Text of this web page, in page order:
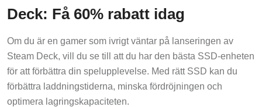
Deck: Få 60% rabatt idag
Om du är en gamer som ivrigt väntar på lanseringen av
Steam Deck, vill du se till att du har den bästa SSD-enheten
för att förbättra din spelupplevelse. Med rätt SSD kan du
förbättra laddningstiderna, minska fördröjningen och
optimera lagringskapaciteten.